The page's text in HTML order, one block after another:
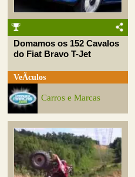
Domamos os 152 Cavalos
do Fiat Bravo T-Jet
VeÃ­culos
Carros e Marcas